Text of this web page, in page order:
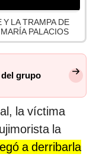
LA TRAMPA DE
PALACIOS
grupo
la víctima
la
a derribarla